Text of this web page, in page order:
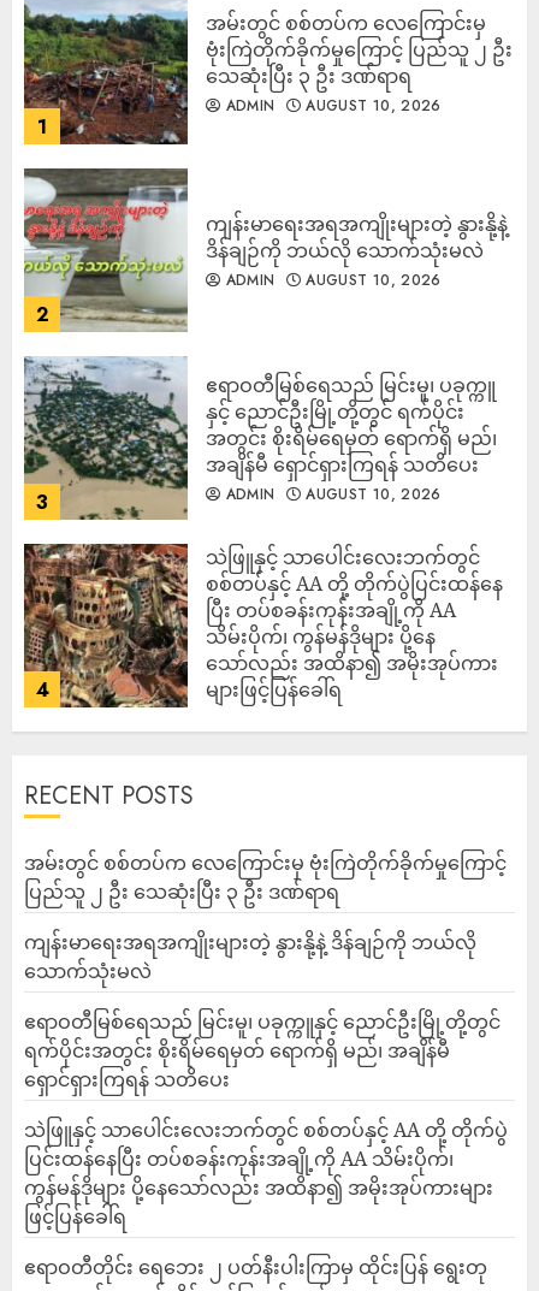
1
‎အမ်းတွင် စစ်တပ်က လေကြောင်းမှ
ဗုံးကြဲတိုက်ခိုက်မှုကြောင့် ပြည်သူ ၂ ဦး
သေဆုံးပြီး ၃ ဦး ဒဏ်ရာရ
ADMIN AUGUST 10, 2026
2
ကျန်းမာရေးအရအကျိုးများတဲ့ နွားနို့နဲ့
ဒိန်ချဉ်ကို ဘယ်လို သောက်သုံးမလဲ
ADMIN AUGUST 10, 2026
3
ဧရာဝတီမြစ်ရေသည် မြင်းမူ၊ ပခုက္ကူ
နှင့် ညောင်ဦးမြို့တို့တွင် ရက်ပိုင်း
အတွင်း စိုးရိမ်ရေမှတ် ရောက်ရှိ မည်၊
အချိန်မီ ရှောင်ရှားကြရန် သတိပေး
ADMIN AUGUST 10, 2026
4
သဲဖြူနှင့် သာပေါင်းလေးဘက်တွင်
စစ်တပ်နှင့် AA တို့ တိုက်ပွဲပြင်းထန်‌နေ
ပြီး တပ်စခန်းကုန်းအချို့ကို AA
သိမ်းပိုက်၊ ကွန်မန်ဒိုများ ပို့နေ
သော်လည်း အထိနာ၍ အမိုးအုပ်ကား
များဖြင့်ပြန်ခေါ်ရ
RECENT POSTS
‎အမ်းတွင် စစ်တပ်က လေကြောင်းမှ ဗုံးကြဲတိုက်ခိုက်မှုကြောင့်
ပြည်သူ ၂ ဦး သေဆုံးပြီး ၃ ဦး ဒဏ်ရာရ
ကျန်းမာရေးအရအကျိုးများတဲ့ နွားနို့နဲ့ ဒိန်ချဉ်ကို ဘယ်လို
သောက်သုံးမလဲ
ဧရာဝတီမြစ်ရေသည် မြင်းမူ၊ ပခုက္ကူနှင့် ညောင်ဦးမြို့တို့တွင်
ရက်ပိုင်းအတွင်း စိုးရိမ်ရေမှတ် ရောက်ရှိ မည်၊ အချိန်မီ
ရှောင်ရှားကြရန် သတိပေး
သဲဖြူနှင့် သာပေါင်းလေးဘက်တွင် စစ်တပ်နှင့် AA တို့ တိုက်ပွဲ
ပြင်းထန်‌နေပြီး တပ်စခန်းကုန်းအချို့ကို AA သိမ်းပိုက်၊
ကွန်မန်ဒိုများ ပို့နေသော်လည်း အထိနာ၍ အမိုးအုပ်ကားများ
ဖြင့်ပြန်ခေါ်ရ
ဧရာဝတီတိုင်း ရေဘေး ၂ ပတ်နီးပါးကြာမှ ထိုင်းပြန် ရွေးတု